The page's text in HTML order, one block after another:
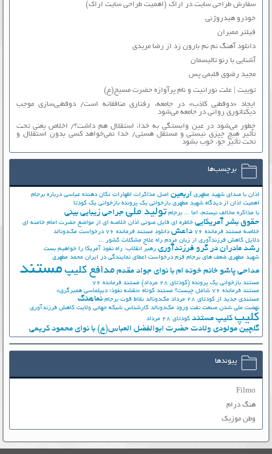
سفارش طراحی سایت در اراک (اهمیت طراحی سایت اراک)
خودرو هیدروژنی
فیلتر ممبران
دانلود آهنگ نم نم بارون زد از رضا مریدی
آشنایی با رنو تالیسمان
مجید رضوی قلبمی پس
توییت | علت نورانیت و نام پرآوازه حضرت مسیح(ع)
ایجاد «دوقطبی کاذب» در جامعه، رفتاری منافقانه است/ دوقطبی‌سازی موجب
دیکتاتوری روانی در جامعه می‌شود
چطور می‌شود در عین وابستگی به خدا، استقلال هم داشت؟/ اخلاص یعنی تحت
تأثیر هیچ چیزی نیستی و مستقل هستی/ خدا نمی‌خواهد کسی بدون استقلال و
تحت تأثیر جوّ، خوب بشود
برچسب‌ها
اذان با صدای شهید مطهری اربعین اصل مذاکرات اظهارات تکان دهنده عباسی درباره برجام
اهمیت اذان از دیدگاه شهید مطهری بازخوانی یک پرونده بازخوانی یک کودتا
با مذاکره مخالف نیستم، اما ... برجام تولید ملی جراحی زیبایی بینی
حقوق بشر آمریکایی خاطره ای فایل صوتی اذان خلاصه ای از مواضع حضرت امام خامنه ای
خلاصه مستند فرمانده 76
داعش دانلود مستند فرمانده 76
درخواست مک‌دونالد
دلایل کاهش فرزندآوری از زبان مردم راه علاج مشکلات کشور ...
رشد مادران در گرو فرزندآوری رهبر انقلاب: راه نفوذ آمریکا را خواهیم بست
شهید مطهری ضعف های برجام فرم درخواست اعطای نمایندگی در ایران محمد مطهری
مداحی پاشو خانم خونه ام با نوای جواد مقدم مدافع کلیپ مستند
مستند بازخوانی یک پرونده (کودتای 28 مرداد)
مستند فرمانده 76
مستند فرمانده 76 شامل چیست؟
مستند کوتاه «نقشه نفوذ؛ دیپلماسی همبرگری»
مستندی جدید از کودتای 28 مرداد
مک‌دونالد نقاط قوت برجام نماهنگ
نهضت ملي شدن صنعت نفت ورود مک‌دونالد کارشناس شبکه جهانی ولایت کاهش فرزندآوری
کلیپ کلیپ مستند کودتای 28 مرداد
گلچین مولودی ولادت حضرت ابوالفضل العباس(ع) با نوای محمود کریمی
پیوندها
Filmo
هنگ درام
وطن موزیک